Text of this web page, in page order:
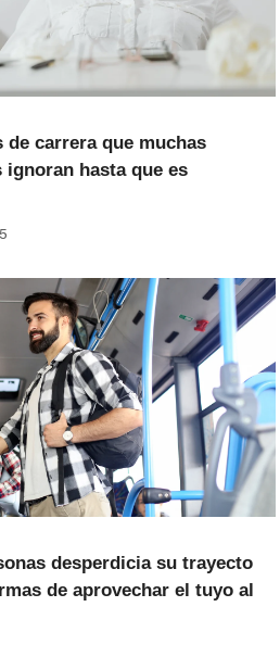
carrera que muchas
hasta que es
desperdicia su trayecto
de aprovechar el tuyo al